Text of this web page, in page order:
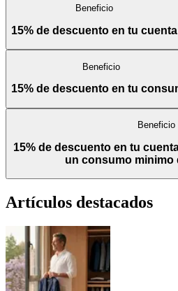
Beneficio
15% de descuento en tu cuenta
Beneficio
15% de descuento en tu
Beneficio
15% de descuento en tu
un consumo minimo
Artículos destacados